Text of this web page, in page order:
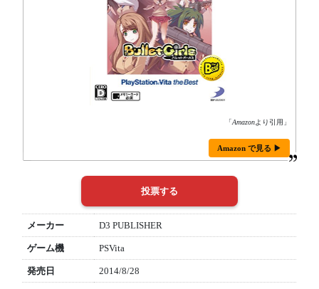
「Amazonより引用」
Amazon で見る ▶
メーカー D3 PUBLISHER
ゲーム機 PSVita
発売日 2014/8/28